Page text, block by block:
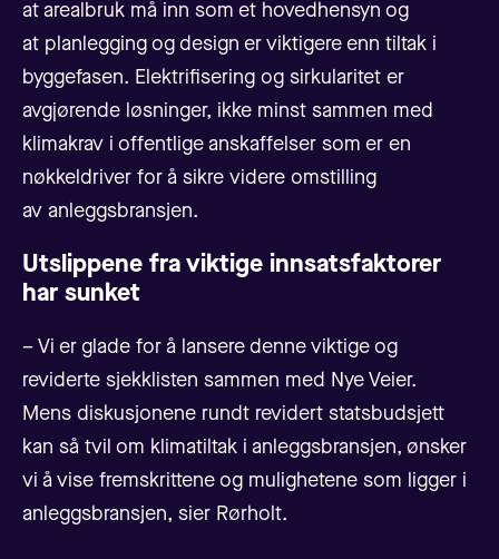
at arealbruk må inn som et hovedhensyn og
at planlegging og design er viktigere enn tiltak i
byggefasen. Elektrifisering og sirkularitet er
avgjørende løsninger, ikke minst sammen med
klimakrav i offentlige anskaffelser som er en
nøkkeldriver for å sikre videre omstilling
av anleggsbransjen.
Utslippene fra viktige innsatsfaktorer
har sunket
– Vi er glade for å lansere denne viktige og
reviderte sjekklisten sammen med Nye Veier.
Mens diskusjonene rundt revidert statsbudsjett
kan så tvil om klimatiltak i anleggsbransjen, ønsker
vi å vise fremskrittene og mulighetene som ligger i
anleggsbransjen, sier Rørholt.